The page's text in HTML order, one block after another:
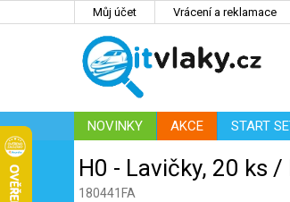
Můj účet Vrácení a reklamace
NOVINKY AKCE START
ZNAČKY
H0 - Lavičky, 20 ks /
180441FA